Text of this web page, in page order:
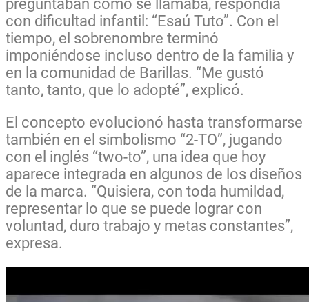
preguntaban cómo se llamaba, respondía
con dificultad infantil: “Esaú Tuto”. Con el
tiempo, el sobrenombre terminó
imponiéndose incluso dentro de la familia y
en la comunidad de Barillas. “Me gustó
tanto, tanto, que lo adopté”, explicó.
El concepto evolucionó hasta transformarse
también en el simbolismo “2-TO”, jugando
con el inglés “two-to”, una idea que hoy
aparece integrada en algunos de los diseños
de la marca. “Quisiera, con toda humildad,
representar lo que se puede lograr con
voluntad, duro trabajo y metas constantes”,
expresa.